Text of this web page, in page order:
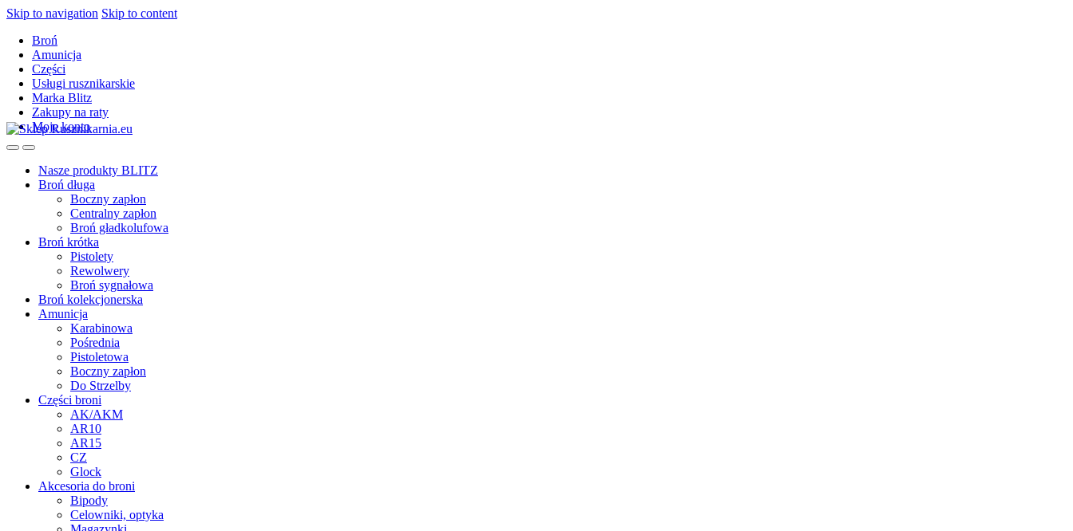
Skip to navigation Skip to content
Broń
Amunicja
Części
Usługi rusznikarskie
Marka Blitz
Zakupy na raty
Moje konto
Nasze produkty BLITZ
Broń długa
Boczny zapłon
Centralny zapłon
Broń gładkolufowa
Broń krótka
Pistolety
Rewolwery
Broń sygnałowa
Broń kolekcjonerska
Amunicja
Karabinowa
Pośrednia
Pistoletowa
Boczny zapłon
Do Strzelby
Części broni
AK/AKM
AR10
AR15
CZ
Glock
Akcesoria do broni
Bipody
Celowniki, optyka